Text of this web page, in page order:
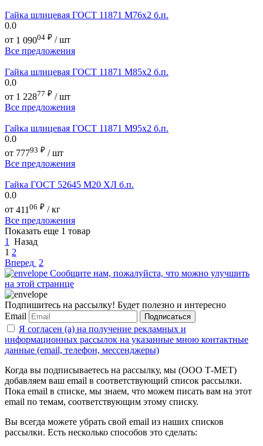
Гайка шлицевая ГОСТ 11871 М76х2 б.п.
0.0
от 1 09004 ₽ / шт
Все предложения
Гайка шлицевая ГОСТ 11871 М85х2 б.п.
0.0
от 1 22877 ₽ / шт
Все предложения
Гайка шлицевая ГОСТ 11871 М95х2 б.п.
0.0
от 77793 ₽ / шт
Все предложения
Гайка ГОСТ 52645 М20 ХЛ б.п.
0.0
от 411 06 ₽ / кг
Все предложения
Показать еще 1 товар
1
Назад
1 2
Вперед 2
Сообщите нам, пожалуйста, что можно улучшить
на этой странице
Подпишитесь на рассылку! Будет полезно и интересно
Email
Подписаться
Я согласен (а) на получение рекламных и
информационных рассылок на указанные мною контактные
данные (email, телефон, мессенджеры)
Когда вы подписываетесь на рассылку, мы (ООО Т-МЕТ)
добавляем ваш email в соответствующий список рассылки.
Пока email в списке, мы знаем, что можем писать вам на этот
email по темам, соответствующим этому списку.
Вы всегда можете убрать свой email из наших списков
рассылки. Есть несколько способов это сделать: